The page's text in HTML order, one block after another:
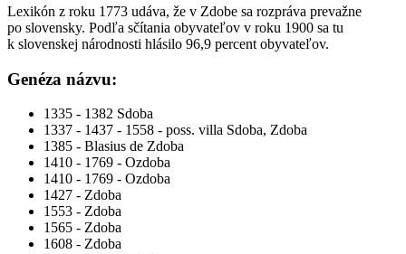
Lexikón z roku 1773 udáva, že v Zdobe sa rozpráva prevažne
po slovensky. Podľa sčítania obyvateľov v roku 1900 sa tu
k slovenskej národnosti hlásilo 96,9 percent obyvateľov.
Genéza názvu:
1335 - 1382 Sdoba
1337 - 1437 - 1558 - poss. villa Sdoba, Zdoba
1385 - Blasius de Zdoba
1410 - 1769 - Ozdoba
1410 - 1769 - Ozdoba
1427 - Zdoba
1553 - Zdoba
1565 - Zdoba
1608 - Zdoba